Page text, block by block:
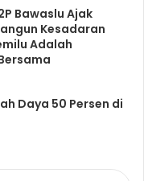
Bawaslu Ajak
Kesadaran
Adalah
Daya 50 Persen di